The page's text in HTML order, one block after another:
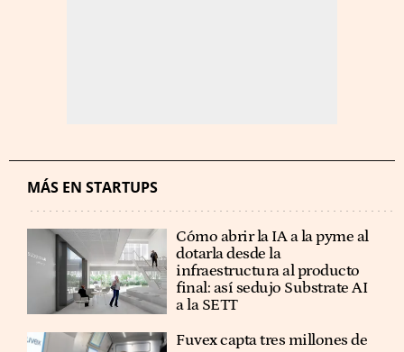
MÁS EN STARTUPS
Cómo abrir la IA a la pyme al
dotarla desde la
infraestructura al producto
final: así sedujo Substrate AI
a la SETT
Fuvex capta tres millones de